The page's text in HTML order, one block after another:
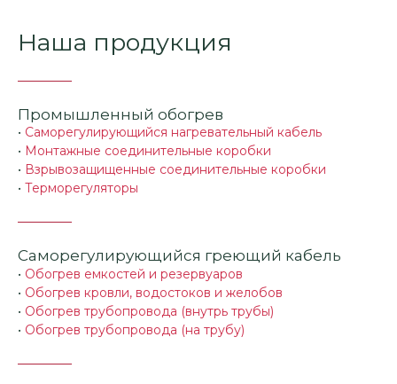
Наша продукция
Промышленный обогрев
• Саморегулирующийся нагревательный кабель
• Монтажные соединительные коробки
• Взрывозащищенные соединительные коробки
• Терморегуляторы
Саморегулирующийся греющий кабель
• Обогрев емкостей и резервуаров
• Обогрев кровли, водостоков и желобов
• Обогрев трубопровода (внутрь трубы)
• Обогрев трубопровода (на трубу)